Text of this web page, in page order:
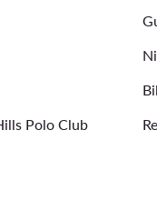
Polo Club